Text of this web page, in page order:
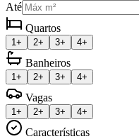
Até
Quartos
1+ 2+ 3+ 4+
Banheiros
1+ 2+ 3+ 4+
Vagas
1+ 2+ 3+ 4+
Características